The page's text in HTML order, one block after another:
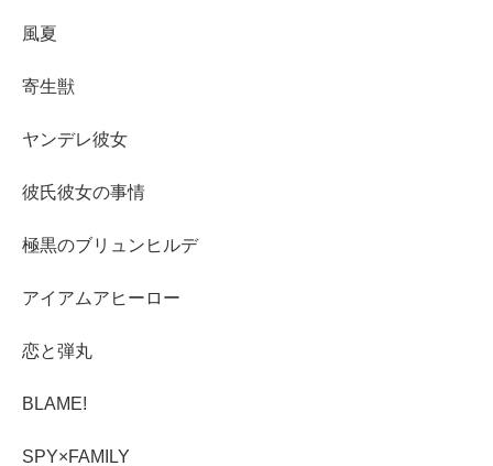
風夏
寄生獣
ヤンデレ彼女
彼氏彼女の事情
極黒のブリュンヒルデ
アイアムアヒーロー
恋と弾丸
BLAME!
SPY×FAMILY